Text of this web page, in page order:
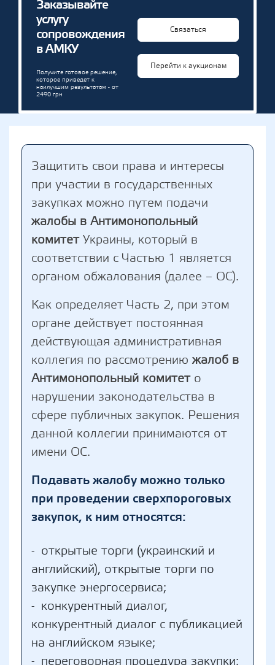
Заказывайте
услугу
сопровождения
в АМКУ
Получите готовое решение,
которое приведет к
наилучшим результатам - от
2490 грн
Связаться
Перейти к аукционам
Защитить свои права и интересы
при участии в государственных
закупках можно путем подачи
жалобы в Антимонопольный
комитетУкраины, который в
соответствии с Частью 1 является
органом обжалования (далее – ОС).
Как определяет Часть 2, при этом
органе действует постоянная
действующая административная
коллегия по рассмотрению жалоб в
Антимонопольный комитето
нарушении законодательства в
сфере публичных закупок. Решения
данной коллегии принимаются от
имени ОС.
Подавать жалобу можно только
при проведении сверхпороговых
закупок, к ним относятся:
открытые торги (украинский и
английский), открытые торги по
закупке энергосервиса;
конкурентный диалог,
конкурентный диалог с публикацией
на английском языке;
переговорная процедура закупки;